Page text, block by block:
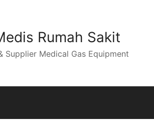
Rumah Sakit
Supplier Medical Gas Equipment